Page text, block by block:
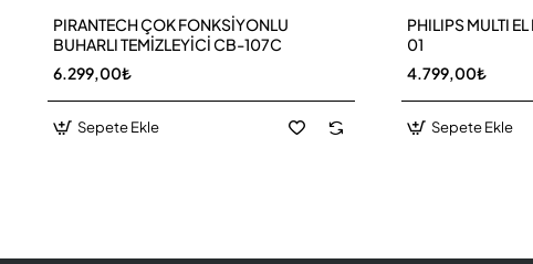
PIRANTECH ÇOK FONKSİYONLU
BUHARLI TEMİZLEYİCİ CB-107C
6.299,00₺
Sepete Ekle
PHILIPS MULTI
01
4.799,00₺
Sepete Ekle